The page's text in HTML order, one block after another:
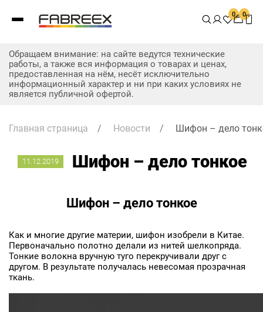
0 0
Обращаем внимание: на сайте ведутся технические
работы, а также вся информация о товарах и ценах,
предоставленная на нём, несёт исключительно
информационный характер и ни при каких условиях не
является публичной офертой.
Главная страница / Новости / Шифон – дело
11.12.2019 Шифон – дело тонкое
Шифон – дело тонкое
Как и многие другие материи, шифон изобрели в Китае.
Первоначально полотно делали из нитей шелкопряда.
Тонкие волокна вручную туго перекручивали друг с
другом. В результате получалась невесомая прозрачная
ткань.